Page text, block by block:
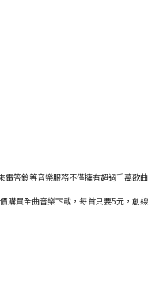
電答鈴等音樂服務不僅擁有超過千萬歌曲
購買全曲音樂下載，每首只要5元，創線